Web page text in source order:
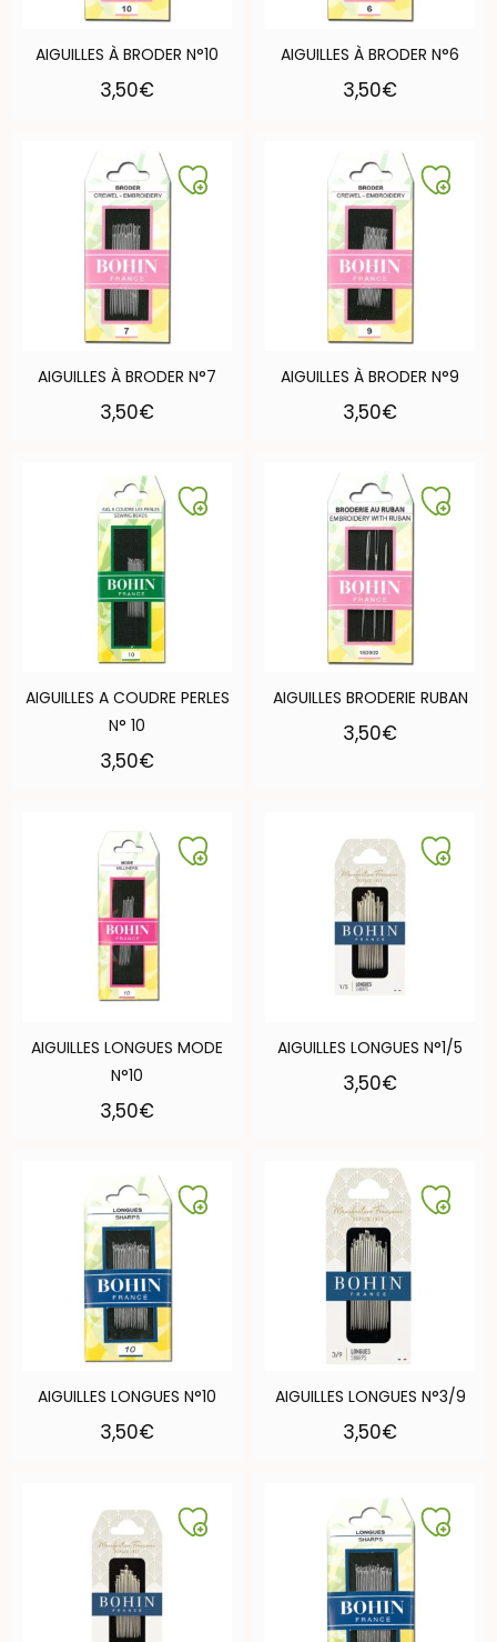
AIGUILLES À BRODER N°10
3,50€
AIGUILLES À BRODER N°6
3,50€
AIGUILLES À BRODER N°7
3,50€
AIGUILLES À BRODER N°9
3,50€
AIGUILLES A COUDRE PERLES
N° 10
3,50€
AIGUILLES BRODERIE RUBAN
3,50€
AIGUILLES LONGUES MODE
N°10
3,50€
AIGUILLES LONGUES N°1/5
3,50€
AIGUILLES LONGUES N°10
3,50€
AIGUILLES LONGUES N°3/9
3,50€